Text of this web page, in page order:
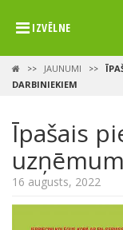
IZVĒLNE
>> JAUNUMI >>
DARBINIEKIEM
Īpašais
16 augusts, 2022